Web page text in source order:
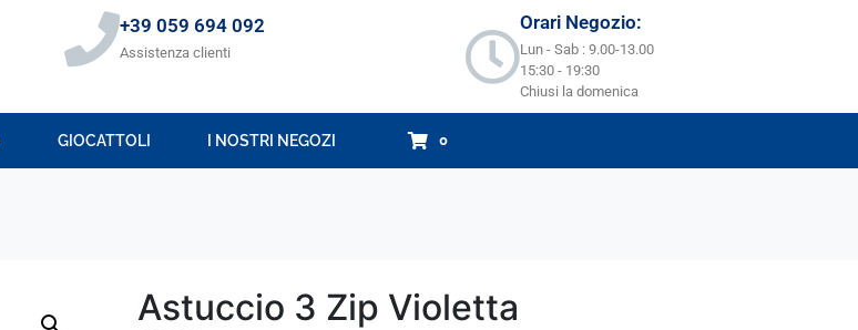
+39 059 694 092
Assistenza clienti
Orari Negozio:
Lun - Sab : 9.00-13.00
15:30 - 19:30
Chiusi la domenica
GIOCATTOLI I NOSTRI NEGOZI 0
Astuccio 3 Zip Violetta